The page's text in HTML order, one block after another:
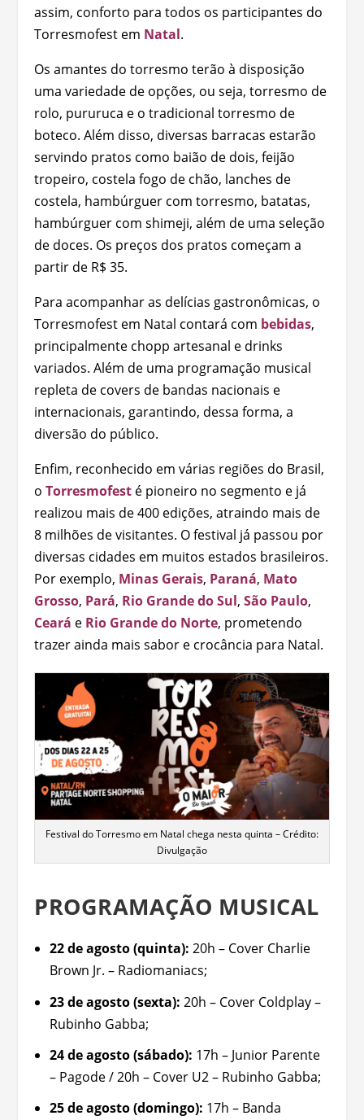
assim, conforto para todos os participantes do
Torresmofest em Natal.
Os amantes do torresmo terão à disposição
uma variedade de opções, ou seja, torresmo de
rolo, pururuca e o tradicional torresmo de
boteco. Além disso, diversas barracas estarão
servindo pratos como baião de dois, feijão
tropeiro, costela fogo de chão, lanches de
costela, hambúrguer com torresmo, batatas,
hambúrguer com shimeji, além de uma seleção
de doces. Os preços dos pratos começam a
partir de R$ 35.
Para acompanhar as delícias gastronômicas, o
Torresmofest em Natal contará com bebidas,
principalmente chopp artesanal e drinks
variados. Além de uma programação musical
repleta de covers de bandas nacionais e
internacionais, garantindo, dessa forma, a
diversão do público.
Enfim, reconhecido em várias regiões do Brasil,
oTorresmofest é pioneiro no segmento e já
realizou mais de 400 edições, atraindo mais de
8 milhões de visitantes. O festival já passou por
diversas cidades em muitos estados brasileiros.
Por exemplo, Minas Gerais, Paraná, Mato
Grosso, Pará, Rio Grande do Sul,São Paulo,
Ceará e Rio Grande do Norte, prometendo
trazer ainda mais sabor e crocância para Natal.
Festival do Torresmo em Natal chega nesta quinta – Crédito:
Divulgação
PROGRAMAÇÃO MUSICAL
22 de agosto (quinta): 20h – Cover Charlie
Brown Jr. – Radiomaniacs;
23 de agosto (sexta): 20h – Cover Coldplay –
Rubinho Gabba;
24 de agosto (sábado): 17h – Junior Parente
– Pagode / 20h – Cover U2 – Rubinho Gabba;
25 de agosto (domingo): 17h – Banda